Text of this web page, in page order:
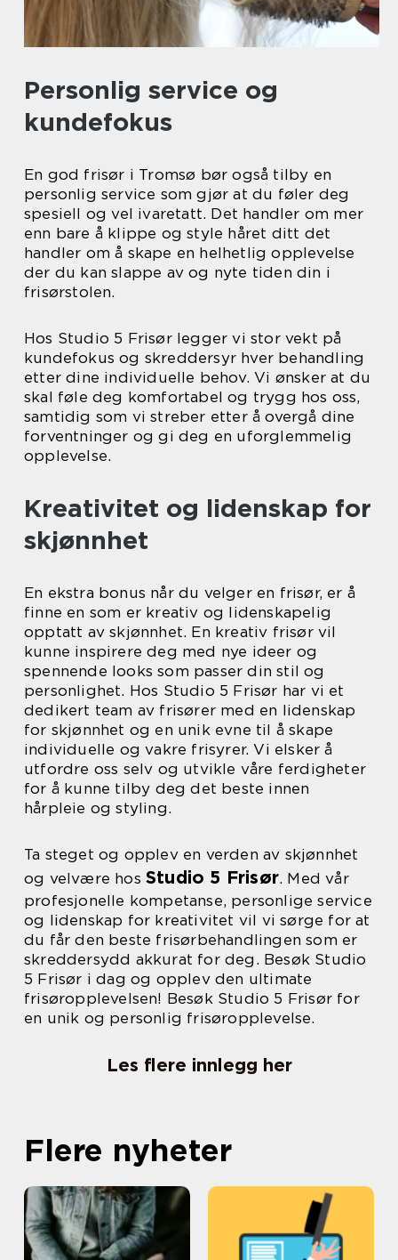
Personlig service og
kundefokus
En god frisør i Tromsø bør også tilby en
personlig service som gjør at du føler deg
spesiell og vel ivaretatt. Det handler om mer
enn bare å klippe og style håret ditt det
handler om å skape en helhetlig opplevelse
der du kan slappe av og nyte tiden din i
frisørstolen.
Hos Studio 5 Frisør legger vi stor vekt på
kundefokus og skreddersyr hver behandling
etter dine individuelle behov. Vi ønsker at du
skal føle deg komfortabel og trygg hos oss,
samtidig som vi streber etter å overgå dine
forventninger og gi deg en uforglemmelig
opplevelse.
Kreativitet og lidenskap for
skjønnhet
En ekstra bonus når du velger en frisør, er å
finne en som er kreativ og lidenskapelig
opptatt av skjønnhet. En kreativ frisør vil
kunne inspirere deg med nye ideer og
spennende looks som passer din stil og
personlighet. Hos Studio 5 Frisør har vi et
dedikert team av frisører med en lidenskap
for skjønnhet og en unik evne til å skape
individuelle og vakre frisyrer. Vi elsker å
utfordre oss selv og utvikle våre ferdigheter
for å kunne tilby deg det beste innen
hårpleie og styling.
Ta steget og opplev en verden av skjønnhet
og velvære hos Studio 5 Frisør. Med vår
profesjonelle kompetanse, personlige service
og lidenskap for kreativitet vil vi sørge for at
du får den beste frisørbehandlingen som er
skreddersydd akkurat for deg. Besøk Studio
5 Frisør i dag og opplev den ultimate
frisøropplevelsen! Besøk Studio 5 Frisør for
en unik og personlig frisøropplevelse.
Les flere innlegg her
Flere nyheter